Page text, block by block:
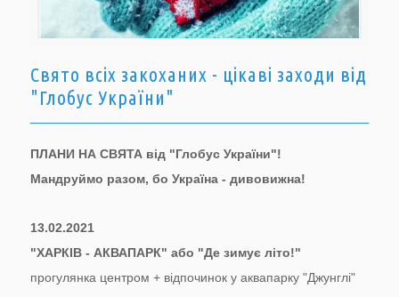
Свято всіх закоханих - цікаві заходи від
"Глобус України"
ПЛАНИ НА СВЯТА від "Глобус України"!
Мандруймо разом, бо Україна - дивовижна!
13.02.2021
"ХАРКІВ - АКВАПАРК" або "Де зимує літо!"
прогулянка центром + відпочинок у аквапарку "Джунглі"